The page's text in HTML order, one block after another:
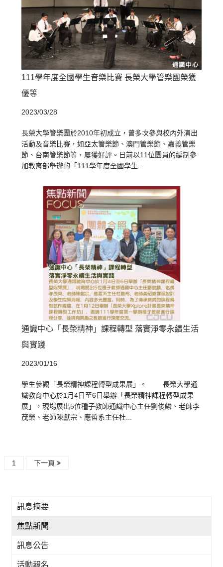
111學年度全國學生音樂比賽 長榮大學管樂團榮獲
優等
2023/03/28
長榮大學管樂團於2010年初成立，曾多次參與校內外演出
活動及音樂比賽，如亞太管樂節、澳門管樂節、嘉義管樂
節、台南管樂節等，屢獲好評。日前以11位團員的編制參
加教育部舉辦的「111學年度全國學生...
通識中心「長榮精神」課程轉型 落實淨零永續生活
與實踐
2023/01/16
學生參觀「長榮精神課程轉型成果展」。 長榮大學通
識教育中心於1月4日至6日舉辦「長榮精神課程轉型成果
展」，現場展出5位種子教師通識中心主任劉俊麟、老師李
茂榮、老師陳獻宗、應哲系主任杜...
1 下一頁
訊息摘要
焦點新聞
訊息公告
活動報名